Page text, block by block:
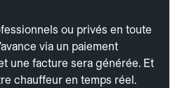
ou privés en toute
via un paiement
une facture sera générée. Et
chauffeur en temps réel.